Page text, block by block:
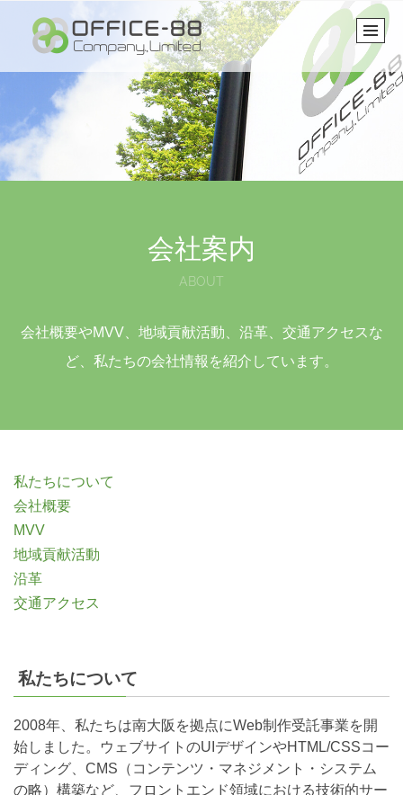
会社案内
ABOUT
会社概要やMVV、地域貢献活動、沿革、交通アクセスな
ど、私たちの会社情報を紹介しています。
私たちについて
会社概要
MVV
地域貢献活動
沿革
交通アクセス
私たちについて
2008年、私たちは南大阪を拠点にWeb制作受託事業を開
始しました。ウェブサイトのUIデザインやHTML/CSSコー
ディング、CMS（コンテンツ・マネジメント・システム
の略）構築など、フロントエンド領域における技術的サー